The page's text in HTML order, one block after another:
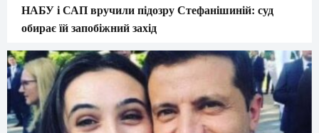
НАБУ і САП вручили підозру Стефанішиній: суд
обирає їй запобіжний захід